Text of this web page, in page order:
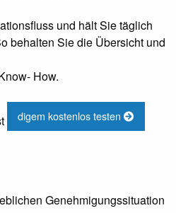
und hält Sie täglich
behalten Sie die Übersicht und
How.
digem kostenlos testen
Genehmigungssituation